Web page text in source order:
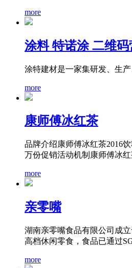
more
涂料 特诺涂 二维
涂特建材是一家集研发、生
more
康师傅冰红茶
品牌介绍康师傅冰红茶2016
万份促销活动机制康师傅冰
more
亲零嘴
湖南亲零嘴食品有限公司成
高档休闲零食，食品已通过
more